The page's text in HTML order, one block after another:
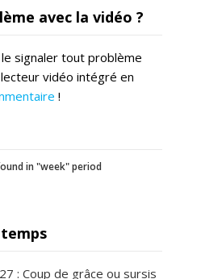
avec la vidéo ?
signaler tout problème
lecteur vidéo intégré en
!
in "week" period
: Coup de grâce ou sursis